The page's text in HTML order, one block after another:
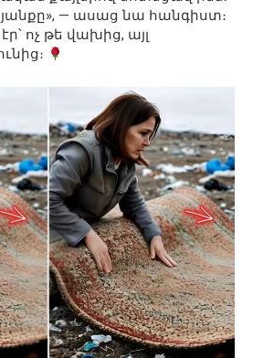
— ասաց նա հանգիստ։
ոչ թե վախից, այլ